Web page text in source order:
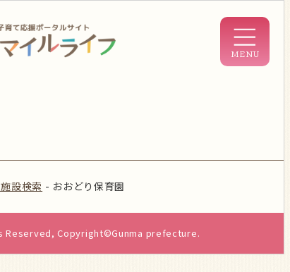
設検索 - おおどり保育園
Reserved, Copyright©Gunma prefecture.